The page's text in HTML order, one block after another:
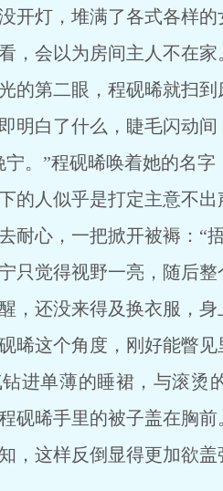
灯，堆满了各式各样的
会以为房间主人不在家
第二眼，程砚晞就扫到
白了什么，睫毛闪动间
”程砚晞唤着她的名字
人似乎是打定主意不出
心，一把掀开被褥：“捂
觉得视野一亮，随后整
还没来得及换衣服，身
这个角度，刚好能瞥见
单薄的睡裙，与滚烫的
砚晞手里的被子盖在胸前
这样反倒显得更加欲盖